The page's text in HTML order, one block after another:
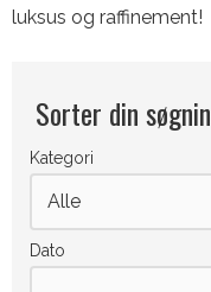
luksus og raffinement!
Sorter din
Kategori
Dato